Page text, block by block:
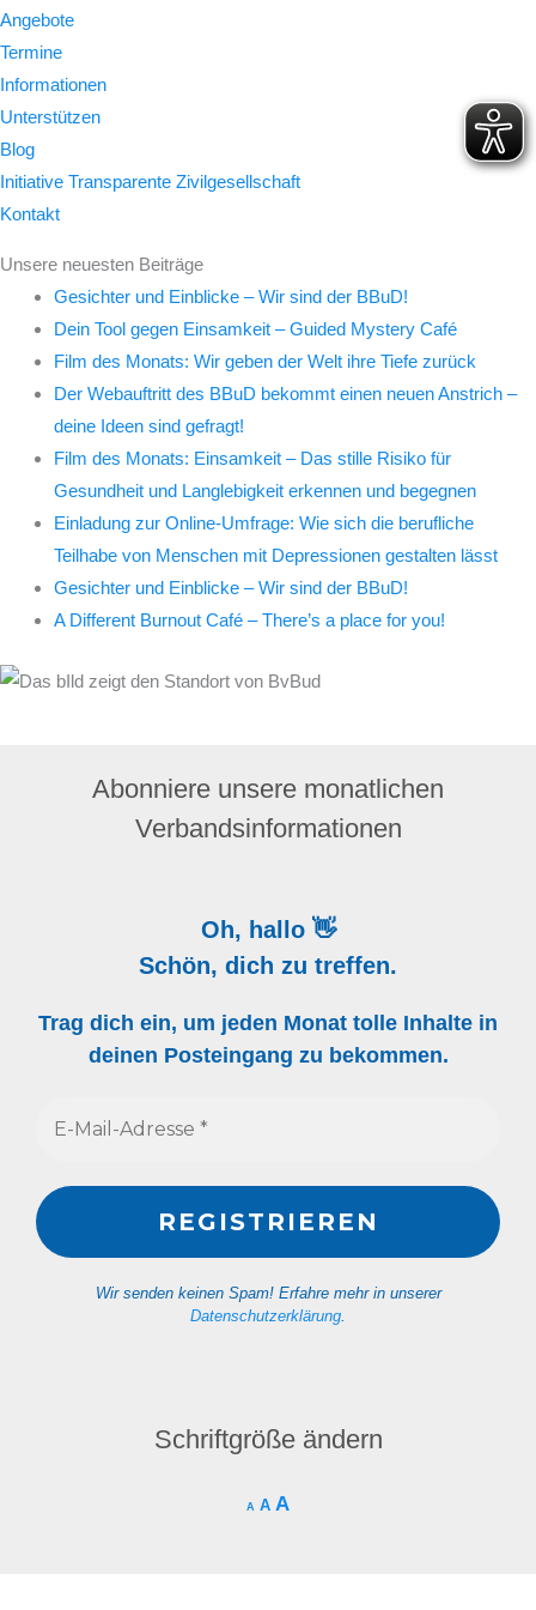
Angebote
Termine
Informationen
Unterstützen
Blog
Initiative Transparente Zivilgesellschaft
Kontakt
Unsere neuesten Beiträge
Gesichter und Einblicke – Wir sind der BBuD!
Dein Tool gegen Einsamkeit – Guided Mystery Café
Film des Monats: Wir geben der Welt ihre Tiefe zurück
Der Webauftritt des BBuD bekommt einen neuen Anstrich –
deine Ideen sind gefragt!
Film des Monats: Einsamkeit – Das stille Risiko für
Gesundheit und Langlebigkeit erkennen und begegnen
Einladung zur Online-Umfrage: Wie sich die berufliche
Teilhabe von Menschen mit Depressionen gestalten lässt
Gesichter und Einblicke – Wir sind der BBuD!
A Different Burnout Café – There’s a place for you!
Abonniere unsere monatlichen
Verbandsinformationen
Oh, hallo 👋
Schön, dich zu treffen.
Trag dich ein, um jeden Monat tolle Inhalte in
deinen Posteingang zu bekommen.
Wir senden keinen Spam! Erfahre mehr in unserer
Datenschutzerklärung.
Schriftgröße ändern
A A A